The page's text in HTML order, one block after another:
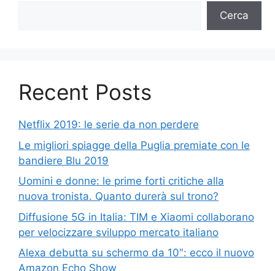
Cerca
Recent Posts
Netflix 2019: le serie da non perdere
Le migliori spiagge della Puglia premiate con le
bandiere Blu 2019
Uomini e donne: le prime forti critiche alla
nuova tronista. Quanto durerà sul trono?
Diffusione 5G in Italia: TIM e Xiaomi collaborano
per velocizzare sviluppo mercato italiano
Alexa debutta su schermo da 10″: ecco il nuovo
Amazon Echo Show